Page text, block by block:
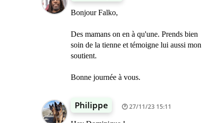
Bonjour Falko,
Des mamans on en à qu'une. Prends bien
soin de la tienne et témoigne lui aussi mon
soutient.
Bonne journée à vous.
Philippe 27/11/23 15:11